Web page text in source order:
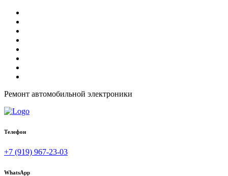
Ремонт автомобильной электроники
Телефон
+7 (919) 967-23-03
WhatsApp